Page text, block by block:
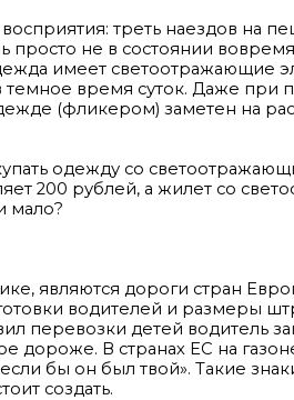
треть наездов на
просто не в состоянии
имеет светоотражающие
время суток. Даже при
(фликером) заметен на
одежду со
200 рублей, а жилет со
мало?
являются дороги стран
водителей и размеры
перевозки детей водитель
дороже. В странах ЕС на
бы он был твой». Такие
создать.